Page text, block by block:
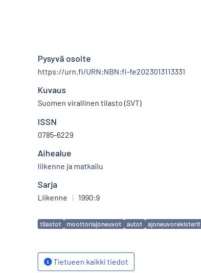
Pysyvä osoite
https://urn.fi/URN:NBN:fi-fe2023013113331
Kuvaus
Suomen virallinen tilasto (SVT)
ISSN
0785-6229
Aihealue
liikenne ja matkailu
Sarja
Liikenne | 1990:9
Avainsanat
tilastot moottoriajoneuvot autot ajoneuvorekisterit
Tietueen kaikki tiedot